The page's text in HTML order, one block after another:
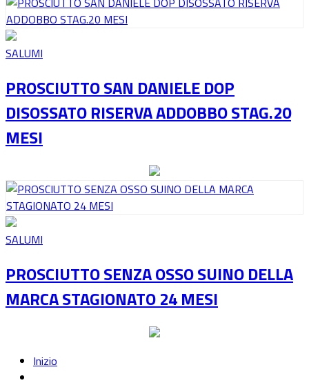
SALUMI
PROSCIUTTO SAN DANIELE DOP
DISOSSATO RISERVA ADDOBBO STAG.20
MESI
SALUMI
PROSCIUTTO SENZA OSSO SUINO DELLA
MARCA STAGIONATO 24 MESI
Inizio